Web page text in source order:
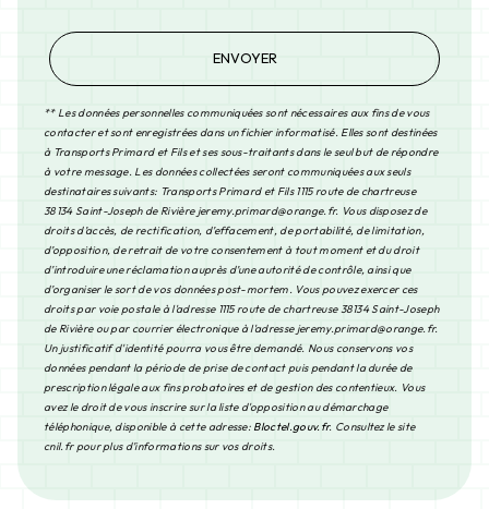
ENVOYER
** Les données personnelles communiquées sont nécessaires aux fins de vous
contacter et sont enregistrées dans un fichier informatisé. Elles sont destinées
à Transports Primard et Fils et ses sous-traitants dans le seul but de répondre
à votre message. Les données collectées seront communiquées aux seuls
destinataires suivants: Transports Primard et Fils 1115 route de chartreuse
38134 Saint-Joseph de Rivière jeremy.primard@orange.fr. Vous disposez de
droits d’accès, de rectification, d’effacement, de portabilité, de limitation,
d’opposition, de retrait de votre consentement à tout moment et du droit
d’introduire une réclamation auprès d’une autorité de contrôle, ainsi que
d’organiser le sort de vos données post-mortem. Vous pouvez exercer ces
droits par voie postale à l'adresse 1115 route de chartreuse 38134 Saint-Joseph
de Rivière ou par courrier électronique à l'adresse jeremy.primard@orange.fr.
Un justificatif d'identité pourra vous être demandé. Nous conservons vos
données pendant la période de prise de contact puis pendant la durée de
prescription légale aux fins probatoires et de gestion des contentieux. Vous
avez le droit de vous inscrire sur la liste d'opposition au démarchage
téléphonique, disponible à cette adresse: Bloctel.gouv.fr. Consultez le site
cnil.fr pour plus d’informations sur vos droits.